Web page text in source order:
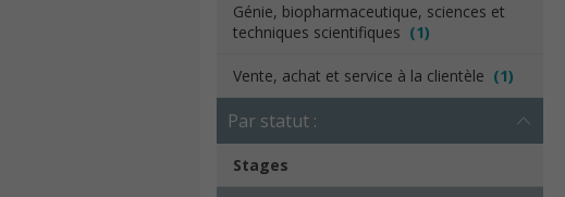
Génie, biopharmaceutique, sciences et
techniques scientifiques (1)
Vente, achat et service à la clientèle (1)
Par statut :
Stages